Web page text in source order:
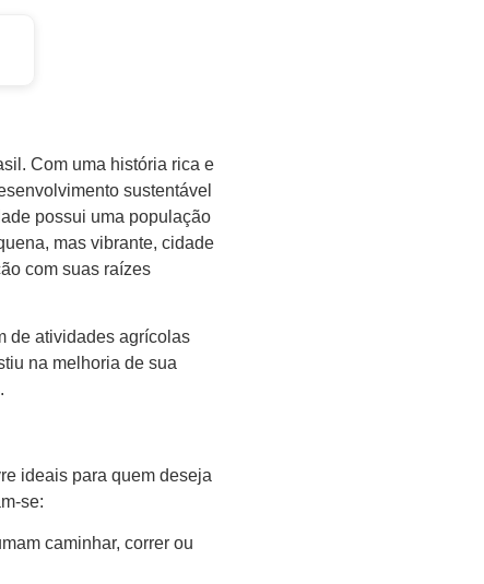
Com uma história rica e
sustentável
possui uma população
mas vibrante, cidade
com suas raízes
de atividades agrícolas
na melhoria de sua
ideais para quem deseja
se:
caminhar, correr ou